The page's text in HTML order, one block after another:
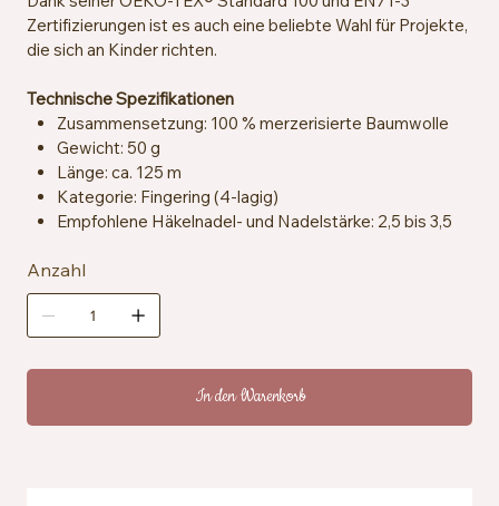
Zertifizierungen ist es auch eine beliebte Wahl für Projekte,
die sich an Kinder richten.
Technische Spezifikationen
Zusammensetzung: 100 % merzerisierte Baumwolle
Gewicht: 50 g
Länge: ca. 125 m
Kategorie: Fingering (4-lagig)
Empfohlene Häkelnadel- und Nadelstärke: 2,5 bis 3,5
Maschenprobe: ca. 26 Maschen x 36 Reihen = 10 x 10
cm mit 2,5 mm Nadeln
Zertifizierung: OEKO-TEX® Standard 100, EN71-3
Pflegehinweise: Maschinenwaschbar bei 40 °C
Herstellung: Hergestellt aus recyceltem
Anzahl
In den Warenkorb